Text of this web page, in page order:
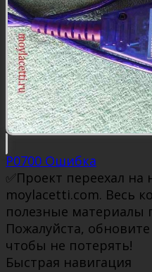
P0700 Ошибка
✅Проект переехал
moylacetti.com. Весь
полезные материалы
Пожалуйста, обновите
чтобы не потерять!
Быстрая навигация